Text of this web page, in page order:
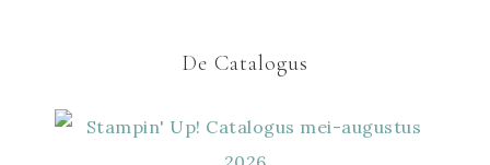
De Catalogus